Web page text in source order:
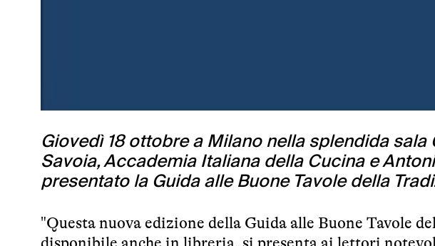
Giovedì 18 ottobre a Milano nella splendida sala
Savoia, Accademia Italiana della Cucina e
presentato la Guida alle Buone Tavole della
"Questa nuova edizione della Guida alle Buone Tavole